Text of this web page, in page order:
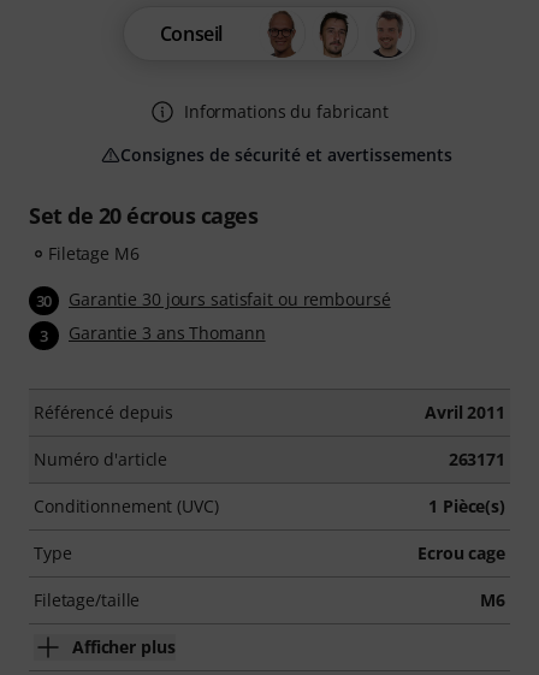
Set de 20 écrous cages
Filetage M6
30 Garantie 30 jours satisfait ou remboursé
3 Garantie 3 ans Thomann
Référencé depuis Avril 2011
Numéro d'article 263171
Conditionnement (UVC) 1 Pièce(s)
Type Ecrou cage
Filetage/taille M6
Afficher plus
Conseil
Informations du fabricant
Consignes de sécurité et avertissements